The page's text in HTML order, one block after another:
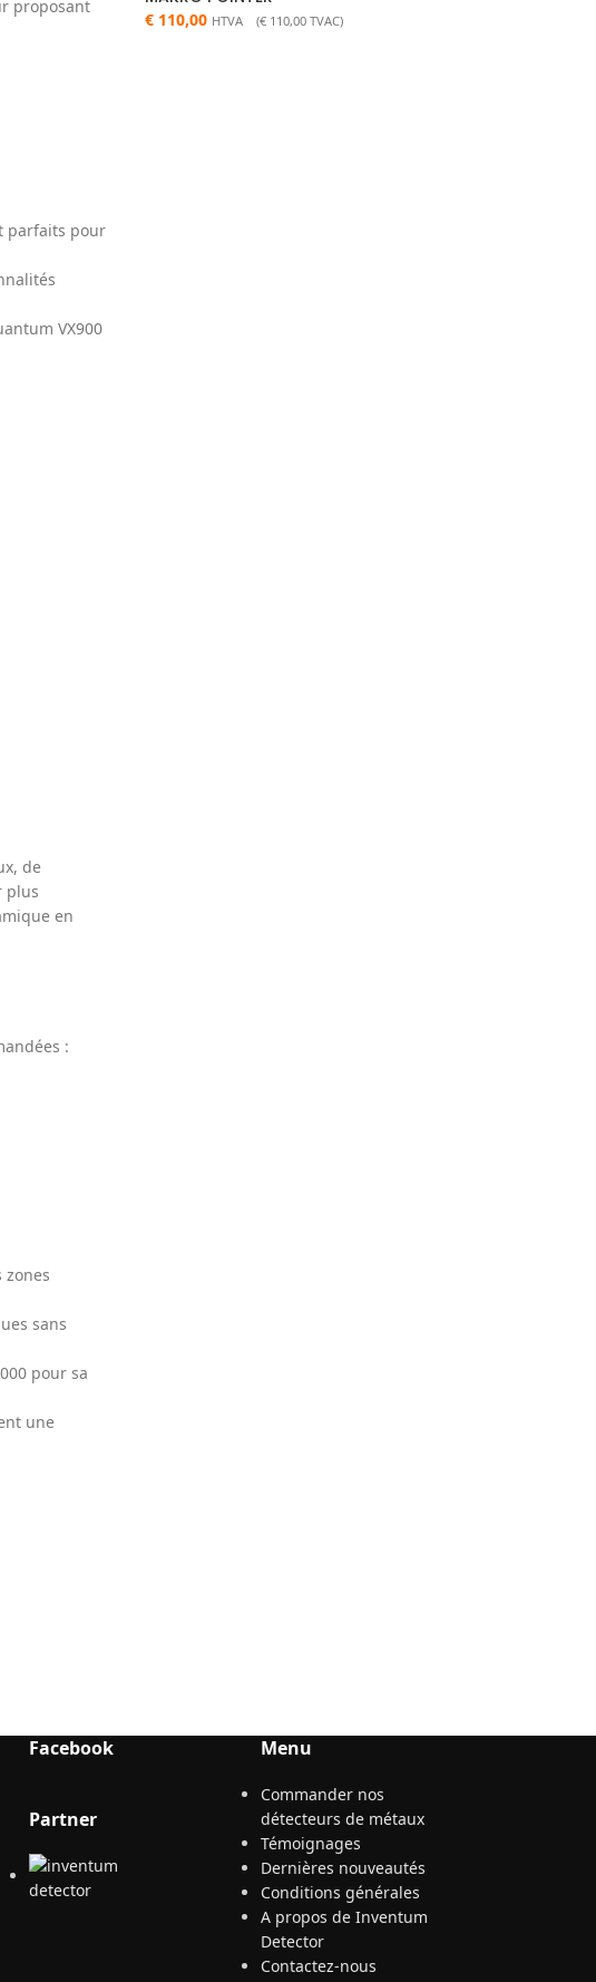
proposant
parfaits pour
VX900
de
plus
en
:
sans
pour sa
une
€110,00 HTVA (€110,00TVAC)
Facebook
Partner
Menu
Commander nos
détecteurs de métaux
Témoignages
Dernières nouveautés
Conditions générales
A propos de Inventum
Detector
Contactez-nous